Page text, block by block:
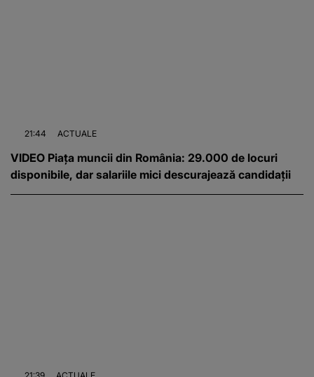
21:44 ACTUALE
VIDEO Piața muncii din România: 29.000 de locuri
disponibile, dar salariile mici descurajează candidații